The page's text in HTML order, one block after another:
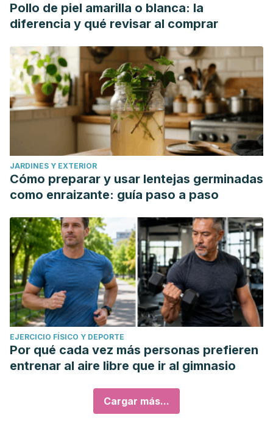
Pollo de piel amarilla o blanca: la
diferencia y qué revisar al comprar
JARDINES Y EXTERIOR
Cómo preparar y usar lentejas germinadas
como enraizante: guía paso a paso
EJERCICIO FÍSICO Y DEPORTE
Por qué cada vez más personas prefieren
entrenar al aire libre que ir al gimnasio
Cargar más...